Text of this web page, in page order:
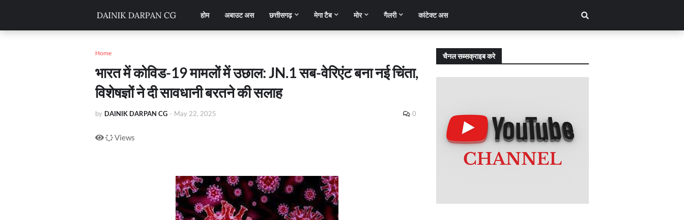
होम अबाउट अस छत्तीसगढ़ मेगा टैब मोर गैलरी कांटेक्ट अस
Home
भारत में कोविड-19 मामलों में उछाल: JN.1 सब-वेरिएंट बना नई चिंता,
विशेषज्ञों ने दी सावधानी बरतने की सलाह
by DAINIK DARPAN CG - May 22, 2025 0
Views
चैनल सब्सक्राइब करे